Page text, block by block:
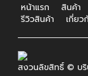
หน้าแรก สินค้า
รีวิวสินค้า
เกี่ยว
สงวนลิขสิทธิ์ © บริ